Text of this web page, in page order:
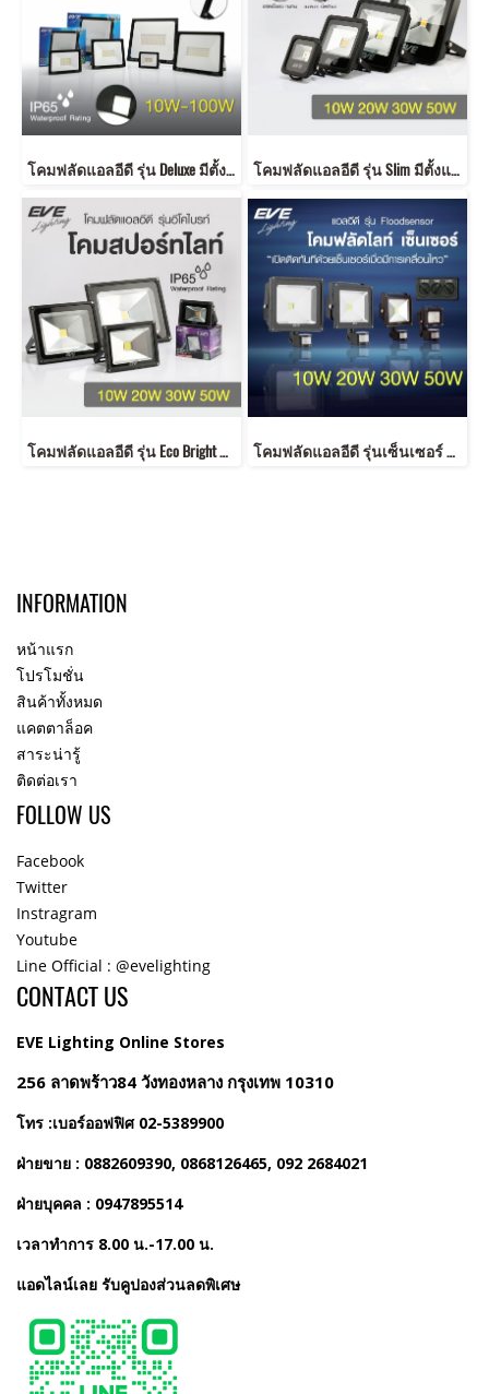
โคมฟลัดแอลอีดี รุ่น Deluxe มีตั้งแต่ขนาด 10 วัตต์ จนถึงขนาด 100 วัตต์ ให้มุมกระจายแคบ ส่องสว่างได้ไกลขึ้น มาตรฐาน IP65 กันน้ำกันฝุ่น LED Floodlight DOB Deluxe 10, 20, 30, 50,100W โคมฟลัดแอลอีดี รุ่น Slim มีตั้งแต่ขนาด 10 วัตต์ จนถึงขนาด 50 วัตต์ ให้มุมกระจายกว้าง มาตรฐาน IP65 กันน้ำกันฝุ่น LED Flood Slim 10, 20, 30, 50W
โคมฟลัดแอลอีดี รุ่น Eco Bright มีตั้งแต่ขนาด 10 วัตต์ จนถึงขนาด 50 วัตต์ ให้มุมกระจายกว้าง มาตรฐาน IP65 กันน้ำกันฝุ่น LED Floodlight ECO Bright 10, 20, 30, 50W โคมฟลัดแอลอีดี รุ่นเซ็นเซอร์ 10, 20, 30, 50 วัตต์ 220V เดย์ไลท์ วอร์ทไวท์ ติดอัตโนมัติเมื่อมีคนเดินผ่าน ประหยัดไฟ มาตรฐาน IP65 กันน้ำกันฝุ่น LED Flood Sensor 10, 20, 30, 50W 220V
INFORMATION
หน้าแรก
โปรโมชั่น
สินค้าทั้งหมด
แคตตาล็อค
สาระน่ารู้
ติดต่อเรา
FOLLOW US
Facebook
Twitter
Instragram
Youtube
Line Official : @evelighting
CONTACT US
EVE Lighting Online Stores
256 ลาดพร้าว84 วังทองหลาง กรุงเทพ 10310
โทร :เบอร์ออฟฟิศ 02-5389900
ฝ่ายขาย : 0882609390, 0868126465, 092 2684021
ฝ่ายบุคคล : 0947895514
เวลาทำการ 8.00 น.-17.00 น.
แอดไลน์เลย รับคูปองส่วนลดพิเศษ